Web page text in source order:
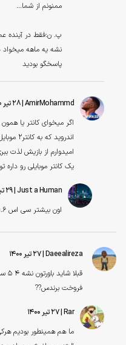
ممنونم از شما...
پ. ن:فقط در آینده
نشه یه ماهه میخواد
پاسخگو بودید
AmirMohammd | ۲۸ تیر ۱۴۰۰
اگر میخوای کانتر یا
امیدوارم از بازیش لذت
یک کانتر موبایلی رو
Just a Human | ۲۹ تیر ۱۴۰۰
اون بیشتر سی اس 1.6 و سورس میخوره
Daeealireza | ۲۷ تیر ۱۴۰۰
فروخت برندس??
Rar | ۲۷ تیر ۱۴۰۰
ما هم همینطور بودیم